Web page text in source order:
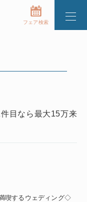
フェア検索
目なら最大15万来
喫するウェディング◇